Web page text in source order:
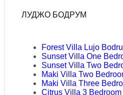
ЛУДЖО БОДРУМ
Forest Villa Lujo
Sunset Villa One
Sunset Villa Two
Maki Villa Two
Maki Villa Three
Citrus Villa 3 Bedroom